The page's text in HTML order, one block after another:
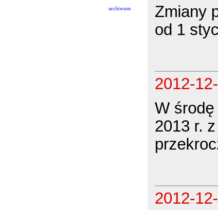
archiwum
Zmiany
od 1
2012-
W środę
2013 r.
2012-